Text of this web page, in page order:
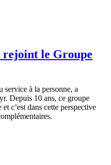
rejoint le Groupe
service à la personne, a
Depuis 10 ans, ce groupe
c’est dans cette perspective